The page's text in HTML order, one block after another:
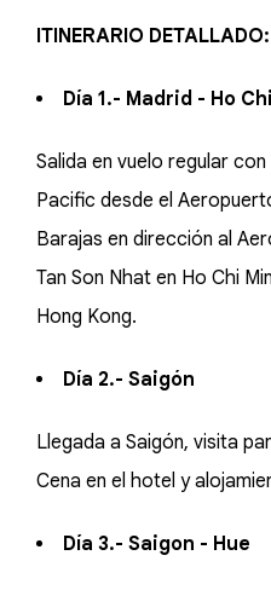
ITINERARIO DETALLADO:
Día 1.- Madrid - Ho
Salida en vuelo regular
Pacific desde el
Barajas en dirección al
Tan Son Nhat en Ho Chi
Hong Kong.
Día 2.- Saigón
Llegada a Saigón, visita
Cena en el hotel y
Día 3.- Saigon - Hue